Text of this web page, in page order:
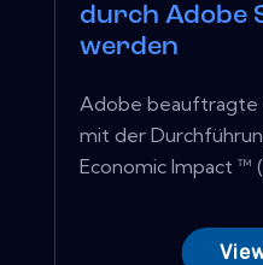
durch Adobe
werden
Adobe beauftragte
mit der
Economic Impact ™